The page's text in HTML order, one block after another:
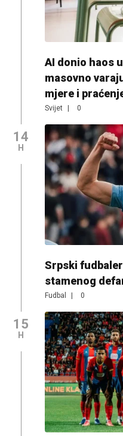
AI donio haos
masovno
mjere i
Svijet | 0
14
H
Srpski
stamenog
Fudbal 0
15
H